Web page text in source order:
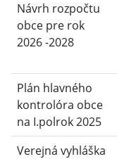
Návrh rozpočtu
obce pre rok
2026 -2028
Plán hlavného
kontrolóra obce
na I.polrok 2025
Verejná vyhláška